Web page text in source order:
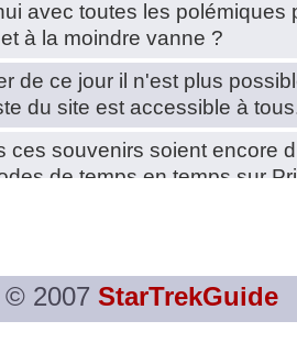
avec toutes les polémiques
à la moindre vanne ?
de ce jour il n'est plus
du site est accessible à
ces souvenirs soient encore
de temps en temps sur
pas trop marché. JE vous
2007 StarTrekGuide